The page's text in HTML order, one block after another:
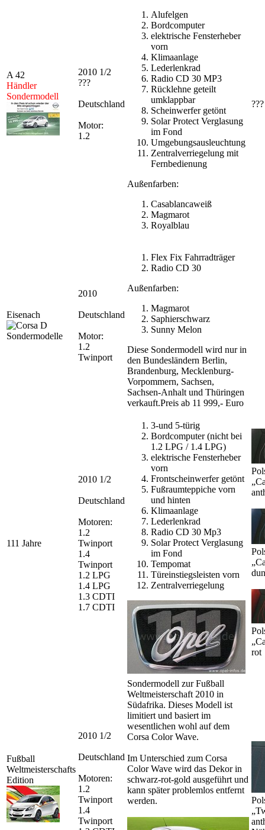
A 42
Händler
Sondermodell
2010 1/2
???
Deutschland
Motor:
1.2
Alufelgen
Bordcomputer
elektrische Fensterheber
vorn
Klimaanlage
Lederlenkrad
Radio CD 30 MP3
Rücklehne geteilt
umklappbar
Scheinwerfer getönt
Solar Protect Verglasung
im Fond
Umgebungsausleuchtung
Zentralverriegelung mit
Fernbedienung
Außenfarben:
Casablancaweiß
Magmarot
Royalblau
???
Eisenach
2010
Deutschland
Motor:
1.2
Twinport
Flex Fix Fahrradträger
Radio CD 30
Außenfarben:
Magmarot
Saphierschwarz
Sunny Melon
Diese Sondermodell wird nur in
den Bundesländern Berlin,
Brandenburg, Mecklenburg-
Vorpommern, Sachsen,
Sachsen-Anhalt und Thüringen
verkauft.Preis ab 11 999,- Euro
111 Jahre
2010 1/2
Deutschland
Motoren:
1.2
Twinport
1.4
Twinport
1.2 LPG
1.4 LPG
1.3 CDTI
1.7 CDTI
3-und 5-türig
Bordcomputer (nicht bei
1.2 LPG / 1.4 LPG)
elektrische Fensterheber
vorn
Frontscheinwerfer getönt
Fußraumteppiche vorn
und hinten
Klimaanlage
Lederlenkrad
Radio CD 30 Mp3
Solar Protect Verglasung
im Fond
Tempomat
Türeinstiegsleisten vorn
Zentralverriegelung
rot
Fußball
Weltmeisterschafts
Edition
2010 1/2
Deutschland
Motoren:
1.2
Twinport
1.4
Twinport
Sondermodell zur Fußball
Weltmeisterschaft 2010 in
Südafrika. Dieses Modell ist
limitiert und basiert im
wesentlichen wohl auf dem
Corsa Color Wave.
Im Unterschied zum Corsa
Color Wave wird das Dekor in
schwarz-rot-gold ausgeführt und
kann später problemlos entfernt
werden.